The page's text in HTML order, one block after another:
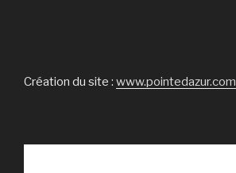
Création du site : www.pointedazur.com